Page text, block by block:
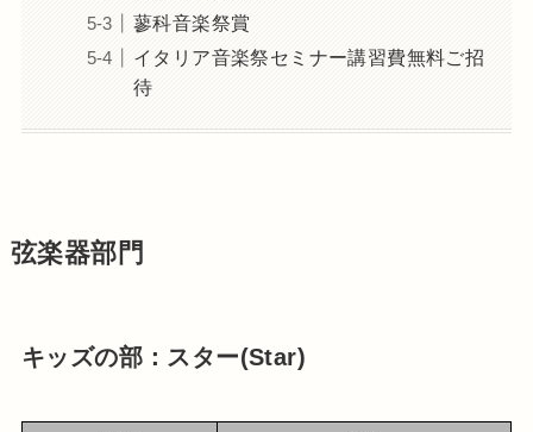
蓼科音楽祭賞
イタリア音楽祭セミナー講習費無料ご招
待
弦楽器部門
キッズの部：スター(Star)